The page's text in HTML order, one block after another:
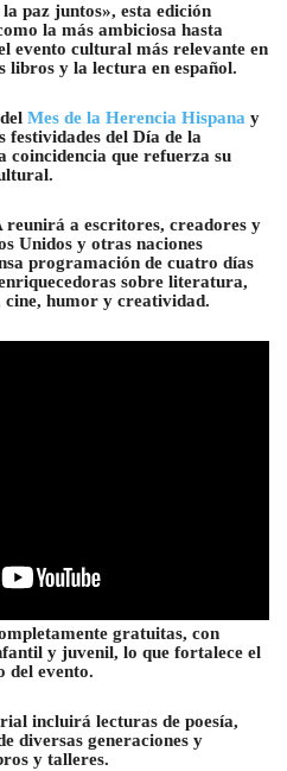
paz juntos», esta edición
la más ambiciosa hasta
evento cultural más relevante en
libros y la lectura en español.
Mes de la Herencia Hispana y
festividades del Día de la
coincidencia que refuerza su
a escritores, creadores y
Unidos y otras naciones
programación de cuatro días
sobre literatura,
cine, humor y creatividad.
gratuitas, con
y juvenil, lo que fortalece el
del evento.
incluirá lecturas de poesía,
diversas generaciones y
y talleres.